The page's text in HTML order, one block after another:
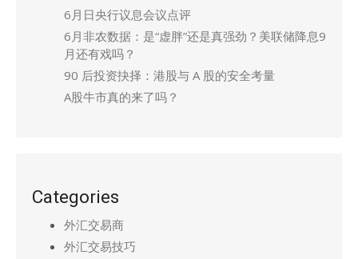
6月日央行议息会议点评
6月非农数据：是“虚胖”还是真强劲？美联储降息9
月还有戏吗？
90 后投资抉择：港股与 A 股的安全考量
A股牛市真的来了吗？
Categories
外汇交易商
外汇交易技巧